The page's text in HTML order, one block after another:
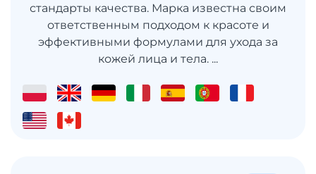
стандарты качества. Марка известна своим
ответственным подходом к красоте и
эффективными формулами для ухода за
кожей лица и тела. ...